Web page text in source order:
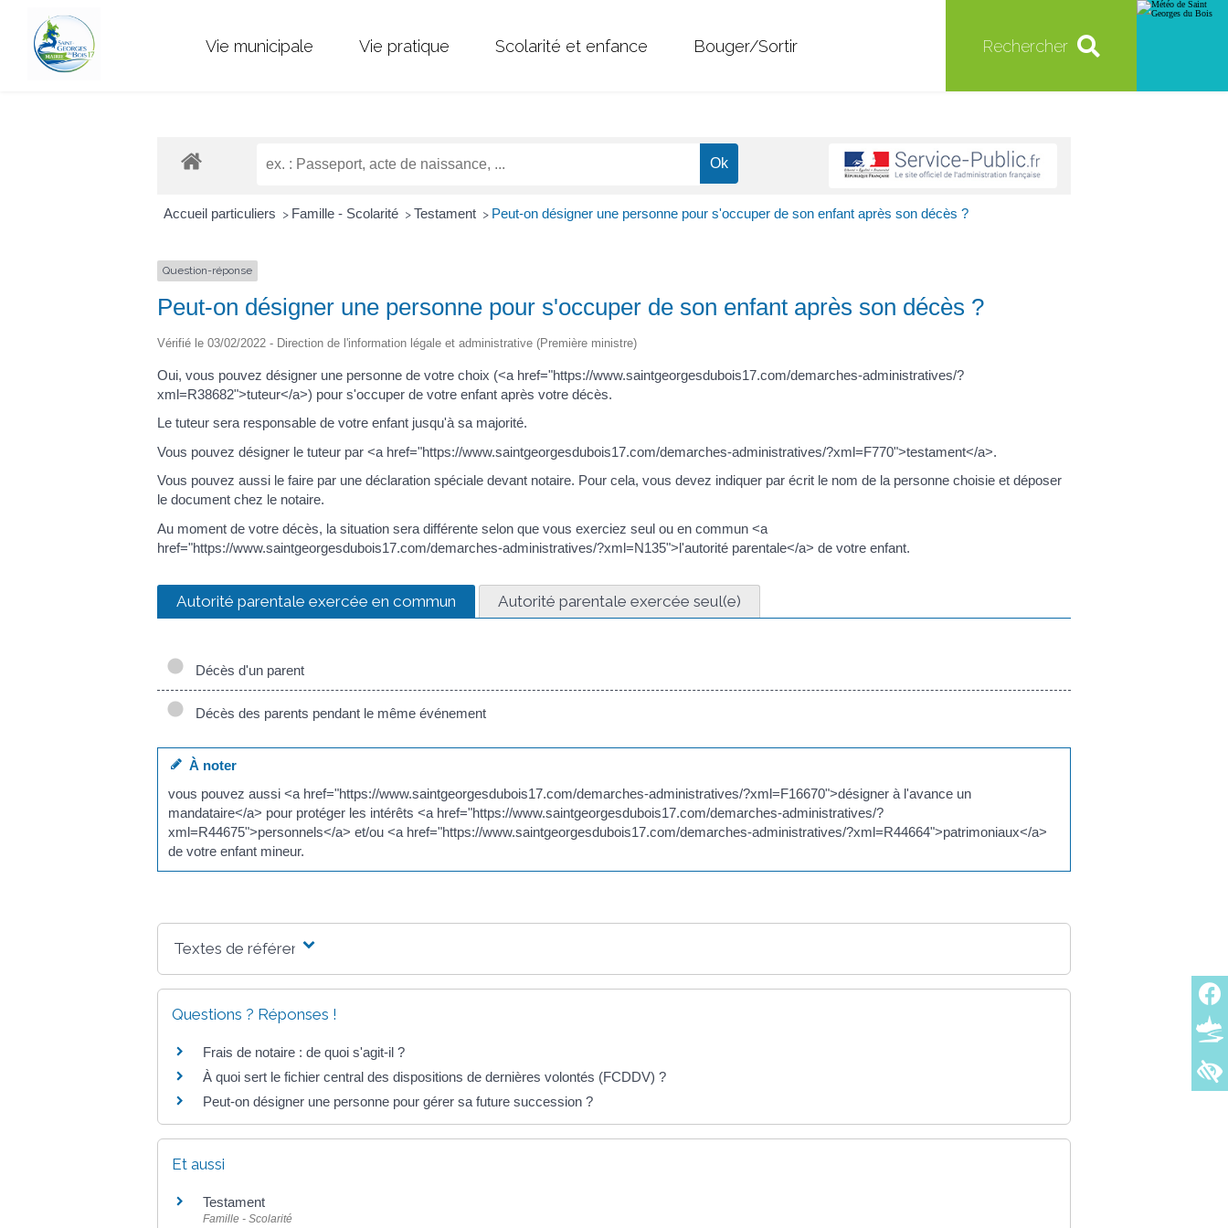
Vie municipale Vie pratique Scolarité et enfance Bouger/Sortir Rechercher
Accueil particuliers > Famille - Scolarité > Testament > Peut-on désigner une personne pour s'occuper de son enfant après son décès ?
Question-réponse
Peut-on désigner une personne pour s'occuper de son enfant après son décès ?
Vérifié le 03/02/2022 - Direction de l'information légale et administrative (Première ministre)
Oui, vous pouvez désigner une personne de votre choix (<a href="https://www.saintgeorgesdubois17.com/demarches-administratives/?
xml=R38682">tuteur</a>) pour s'occuper de votre enfant après votre décès.
Le tuteur sera responsable de votre enfant jusqu'à sa majorité.
Vous pouvez désigner le tuteur par <a href="https://www.saintgeorgesdubois17.com/demarches-administratives/?xml=F770">testament</a>.
Vous pouvez aussi le faire par une déclaration spéciale devant notaire. Pour cela, vous devez indiquer par écrit le nom de la personne choisie et déposer
le document chez le notaire.
Au moment de votre décès, la situation sera différente selon que vous exerciez seul ou en commun <a
href="https://www.saintgeorgesdubois17.com/demarches-administratives/?xml=N135">l'autorité parentale</a> de votre enfant.
Autorité parentale exercée en commun Autorité parentale exercée seul(e)
Décès d'un parent
Décès des parents pendant le même événement
À noter
vous pouvez aussi <a href="https://www.saintgeorgesdubois17.com/demarches-administratives/?xml=F16670">désigner à l'avance un
mandataire</a> pour protéger les intérêts <a href="https://www.saintgeorgesdubois17.com/demarches-administratives/?
xml=R44675">personnels</a> et/ou <a href="https://www.saintgeorgesdubois17.com/demarches-administratives/?xml=R44664">patrimoniaux</a>
de votre enfant mineur.
Textes de référence
Questions ? Réponses !
Frais de notaire : de quoi s'agit-il ?
À quoi sert le fichier central des dispositions de dernières volontés (FCDDV) ?
Peut-on désigner une personne pour gérer sa future succession ?
Et aussi
Testament
Famille - Scolarité